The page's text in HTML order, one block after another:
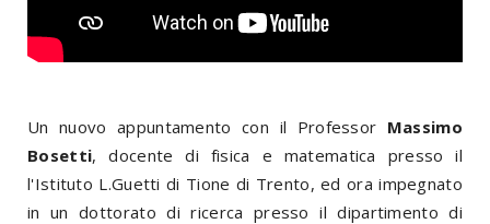
Un nuovo appuntamento con il Professor Massimo
Bosetti, docente di fisica e matematica presso il
l'Istituto L.Guetti di Tione di Trento, ed ora impegnato
in un dottorato di ricerca presso il dipartimento di